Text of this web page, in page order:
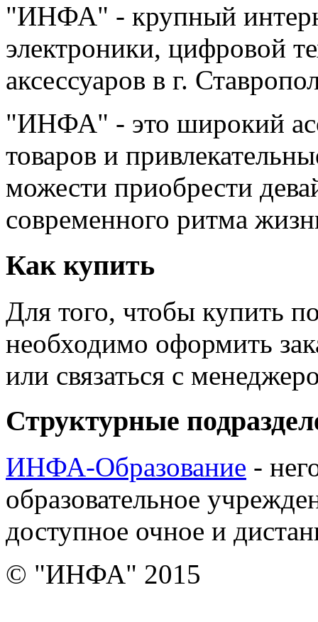
"ИНФА" - крупный
электроники, цифровой
аксессуаров в г.
"ИНФА" - это широкий
товаров и
можести приобрести
современного ритма
Как купить
Для того, чтобы купить
необходимо оформить
или связаться с
Структурные
ИНФА-Образование -
образовательное
доступное очное и
© "ИНФА" 2015